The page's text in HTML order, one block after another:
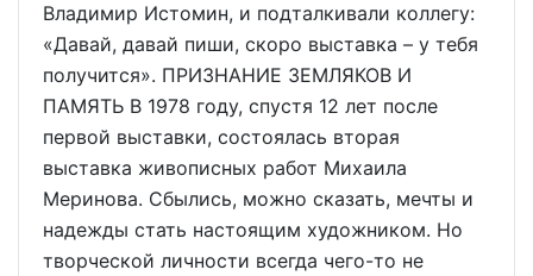
Владимир Истомин, и подталкивали коллегу:
«Давай, давай пиши, скоро выставка – у тебя
получится». ПРИЗНАНИЕ ЗЕМЛЯКОВ И
ПАМЯТЬ В 1978 году, спустя 12 лет после
первой выставки, состоялась вторая
выставка живописных работ Михаила
Меринова. Сбылись, можно сказать, мечты и
надежды стать настоящим художником. Но
творческой личности всегда чего-то не